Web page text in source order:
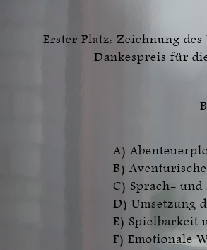
Erster Platz: Zeichnung
Dankespreis für
A)
B)
C) Sprach- und
D) Umsetzung
E) Spielbarkeit
F) Emotionale